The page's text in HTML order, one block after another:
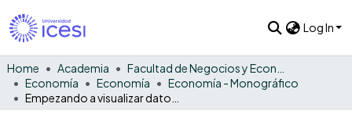
Log In
Home Academia
Economía
Economía
Economía - Monográfico